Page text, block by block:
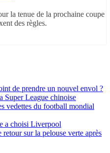
la tenue de la prochaine coupe
des règles.
de prendre un nouvel envol ?
League chinoise
vedettes du football mondial
a choisi Liverpool
sur la pelouse verte après